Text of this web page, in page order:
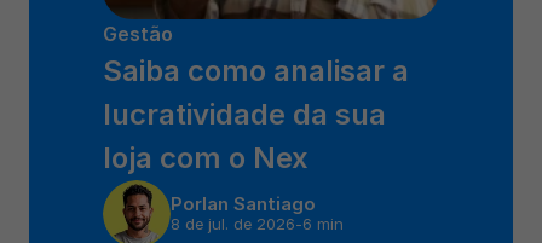
Gestão
Saiba como analisar a
lucratividade da sua
loja com o Nex
PorIan Santiago
8 de jul. de 2026-6 min